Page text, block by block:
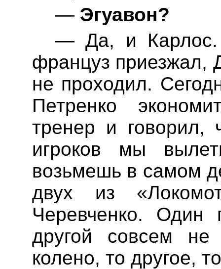
— Эгуавон?
— Да, и Карлос.
француз приезжал,
не проходил.
Петренко
тренер и говорил,
игроков мы
возьмешь в самом
двух из
Черевченко. Один
другой совсем
колено, то другое,